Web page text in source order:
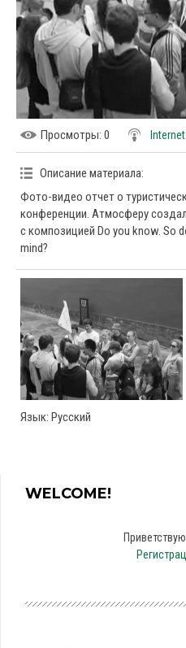
Просмотры: 0
Описание материала:
Фото-видео отчет о
конференции. Атмосферу
с композицией Do you know. So
mind?
Язык: Русский
WELCOME!